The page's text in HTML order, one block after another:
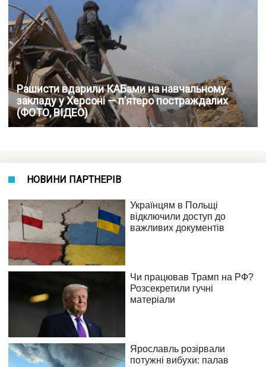
Рашисти вдарили КАБами на навчальному
закладу у Херсоні — п’ятеро постраждалих
(ФОТО, ВІДЕО)
НОВИНИ ПАРТНЕРІВ